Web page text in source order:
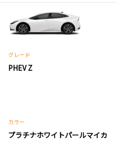
グレード
PHEV Z
カラー
プラチナホワイトパールマイカ